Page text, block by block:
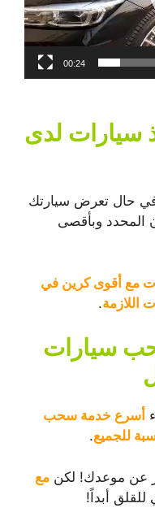
00:24
سيارات لدى
في حال تعرض سيارتك
المحدد وبأقصى
مع أقوى كرين في
اللازمة.
سيارات
أسرع خدمة سحب
للجميع.
عن موعدك! لكن مع
للقلق أبداً!